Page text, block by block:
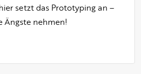
setzt das Prototyping an –
Ängste nehmen!